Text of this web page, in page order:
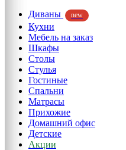
Диваны
new
Кухни
Мебель на заказ
Шкафы
Столы
Стулья
Гостиные
Спальни
Матрасы
Прихожие
Домашний офис
Детские
Акции